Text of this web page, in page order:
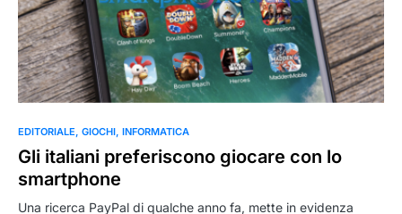
0
EDITORIALE GIOCHI INFORMATICA
Gli italiani preferiscono giocare con lo
smartphone
Una ricerca PayPal di qualche anno fa, mette in evidenza